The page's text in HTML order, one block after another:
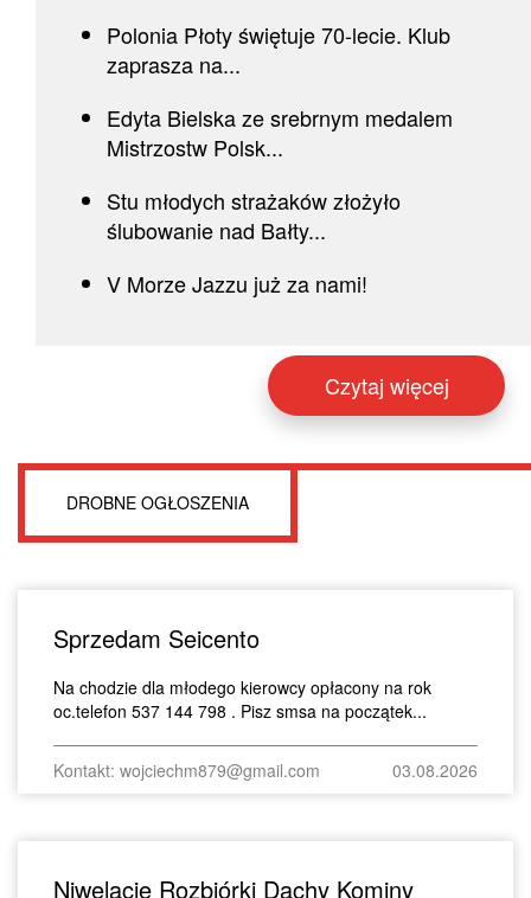
Polonia Płoty świętuje 70-lecie. Klub
zaprasza na...
Edyta Bielska ze srebrnym medalem
Mistrzostw Polsk...
Stu młodych strażaków złożyło
ślubowanie nad Bałty...
V Morze Jazzu już za nami!
Czytaj więcej
DROBNE OGŁOSZENIA
Sprzedam Seicento
Na chodzie dla młodego kierowcy opłacony na rok
oc.telefon 537 144 798 . Pisz smsa na początek...
Kontakt: wojciechm879@gmail.com 03.08.2026
Niwelacje Rozbiórki Dachy Kominy